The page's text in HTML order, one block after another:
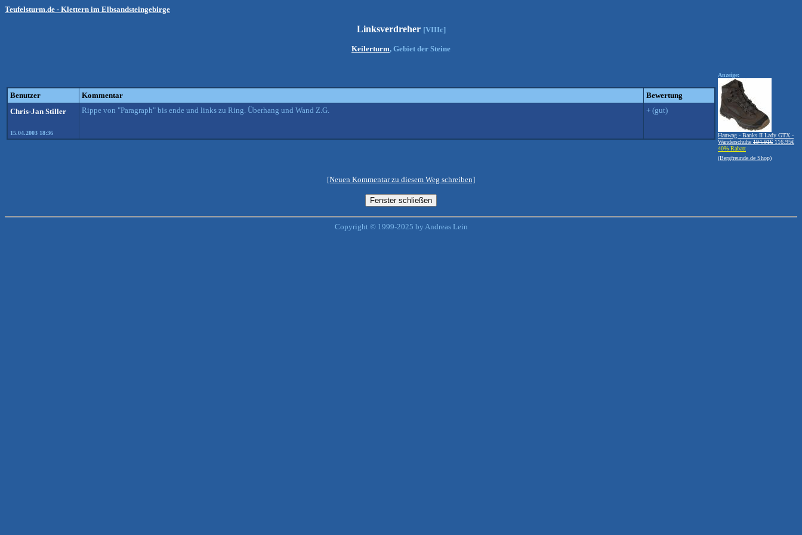
Teufelsturm.de - Klettern im Elbsandsteingebirge
Linksverdreher [VIIIc]
Keilerturm, Gebiet der Steine
Benutzer Kommentar
Bewertung
Chris-Jan Stiller
15.04.2003 18:36
Rippe von "Paragraph" bis ende und links zu Ring. Überhang und Wand Z.G. + (gut)
Anzeige:
Hanwag - Banks II Lady GTX -
Wanderschuhe 194.91€ 116.95€
40% Rabatt
(Bergfreunde.de Shop)
[Neuen Kommentar zu diesem Weg schreiben]
Copyright © 1999-2025 by Andreas Lein